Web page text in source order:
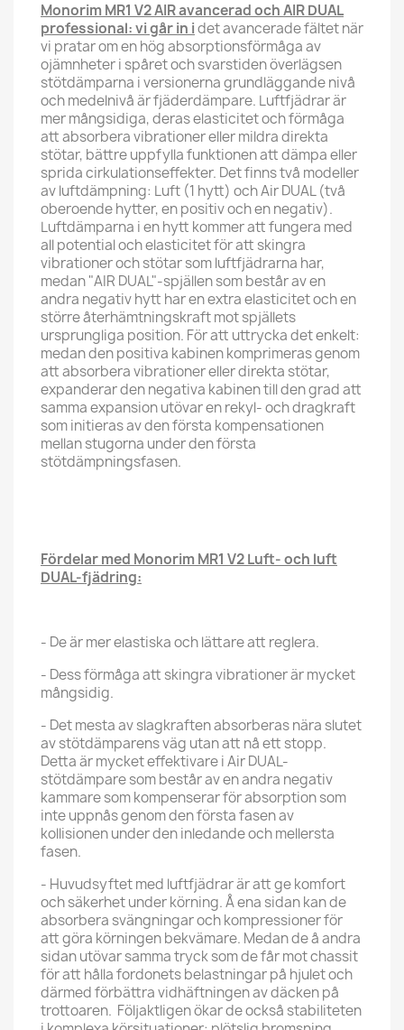
Monorim MR1 V2 AIR avancerad och AIR DUAL
professional: vi går in idet avancerade fältet när
vi pratar om en hög absorptionsförmåga av
ojämnheter i spåret och svarstiden överlägsen
stötdämparna i versionerna grundläggande nivå
och medelnivå är fjäderdämpare. Luftfjädrar är
mer mångsidiga, deras elasticitet och förmåga
att absorbera vibrationer eller mildra direkta
stötar, bättre uppfylla funktionen att dämpa eller
sprida cirkulationseffekter. Det finns två modeller
av luftdämpning: Luft (1 hytt) och Air DUAL (två
oberoende hytter, en positiv och en negativ).
Luftdämparna i en hytt kommer att fungera med
all potential och elasticitet för att skingra
vibrationer och stötar som luftfjädrarna har,
medan "AIR DUAL"-spjällen som består av en
andra negativ hytt har en extra elasticitet och en
större återhämtningskraft mot spjällets
ursprungliga position. För att uttrycka det enkelt:
medan den positiva kabinen komprimeras genom
att absorbera vibrationer eller direkta stötar,
expanderar den negativa kabinen till den grad att
samma expansion utövar en rekyl- och dragkraft
som initieras av den första kompensationen
mellan stugorna under den första
stötdämpningsfasen.
Fördelar med Monorim MR1 V2 Luft- och luft
DUAL-fjädring:
- De är mer elastiska och lättare att reglera.
- Dess förmåga att skingra vibrationer är mycket
mångsidig.
- Det mesta av slagkraften absorberas nära slutet
av stötdämparens väg utan att nå ett stopp.
Detta är mycket effektivare i Air DUAL-
stötdämpare som består av en andra negativ
kammare som kompenserar för absorption som
inte uppnås genom den första fasen av
kollisionen under den inledande och mellersta
fasen.
- Huvudsyftet med luftfjädrar är att ge komfort
och säkerhet under körning. Å ena sidan kan de
absorbera svängningar och kompressioner för
att göra körningen bekvämare. Medan de å andra
sidan utövar samma tryck som de får mot chassit
för att hålla fordonets belastningar på hjulet och
därmed förbättra vidhäftningen av däcken på
trottoaren. Följaktligen ökar de också stabiliteten